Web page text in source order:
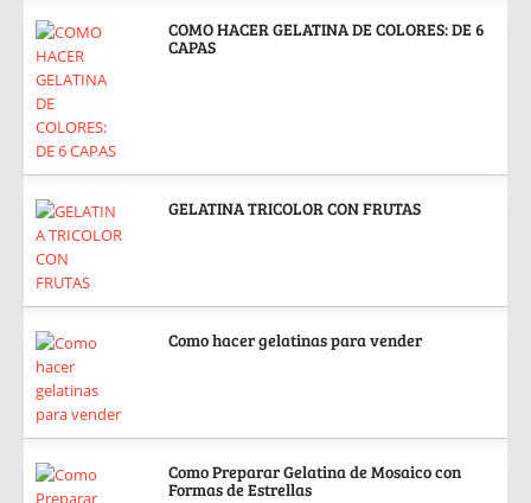
COMO HACER GELATINA DE COLORES: DE 6
CAPAS
GELATINA TRICOLOR CON FRUTAS
Como hacer gelatinas para vender
Como Preparar Gelatina de Mosaico con
Formas de Estrellas